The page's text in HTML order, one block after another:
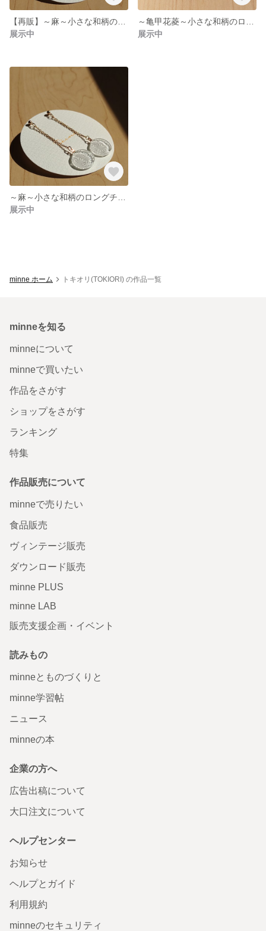
展示中
展示中
展示中
minne ホーム トキオリ(TOKIORI) の作品一覧
minneを知る
minneについて
minneで買いたい
作品をさがす
ショップをさがす
ランキング
特集
作品販売について
minneで売りたい
食品販売
ヴィンテージ販売
ダウンロード販売
minne PLUS
minne LAB
販売支援企画・イベント
読みもの
minneとものづくりと
minne学習帖
ニュース
minneの本
企業の方へ
広告出稿について
大口注文について
ヘルプセンター
お知らせ
ヘルプとガイド
利用規約
minneのセキュリティ